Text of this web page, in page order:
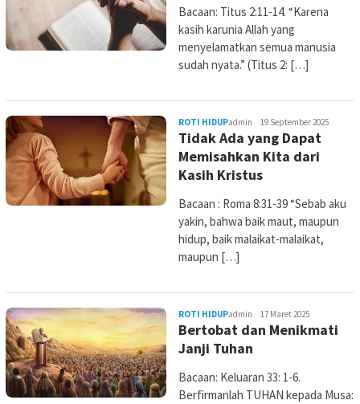
Bacaan: Titus 2:11-14. “Karena
kasih karunia Allah yang
menyelamatkan semua manusia
sudah nyata.” (Titus 2: […]
ROTI HIDUPadmin 19 September 2025
Tidak Ada yang Dapat
Memisahkan Kita dari
Kasih Kristus
Bacaan : Roma 8:31-39 “Sebab aku
yakin, bahwa baik maut, maupun
hidup, baik malaikat-malaikat,
maupun […]
ROTI HIDUPadmin 17 Maret 2025
Bertobat dan Menikmati
Janji Tuhan
Bacaan: Keluaran 33: 1-6.
Berfirmanlah TUHAN kepada Musa: